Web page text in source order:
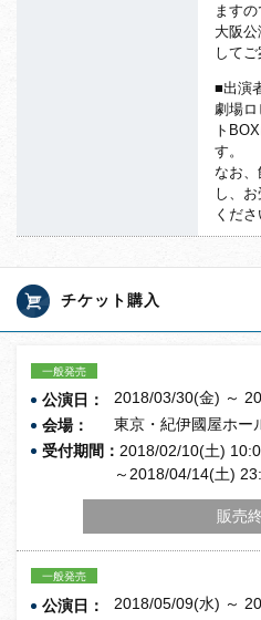
ます
大阪
して
■出演
劇場
ト
す。
なお
し、
くださ
チケット購入
一般発売
公演日：
2018/03/30(金) ～
会場：
東京・紀伊國屋ホー
受付期間： 2018/02/10(土)
～2018/04/14(土)
販売
一般発売
公演日：
2018/05/09(水) ～